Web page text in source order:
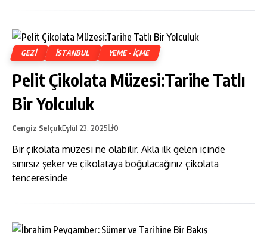
GEZI ISTANBUL YEME - İÇME
Pelit Çikolata Müzesi:Tarihe Tatlı
Bir Yolculuk
Cengiz SelçukEylül 23, 2025 0
Bir çikolata müzesi ne olabilir. Akla ilk gelen içinde
sınırsız şeker ve çikolataya boğulacağınız çikolata
tenceresinde